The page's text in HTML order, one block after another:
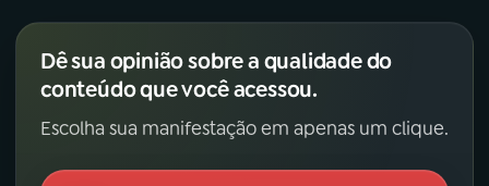
YouTube Facebook
TikTok
Dê sua opinião sobre a qualidade do
conteúdo que você acessou.
Escolha sua manifestação em apenas um clique.